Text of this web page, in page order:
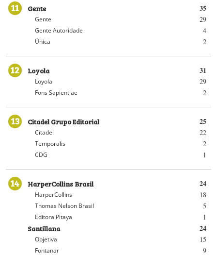
11 35
Gente
29
Gente
4
Gente Autoridade
2
Única
12 31
Loyola
29
Loyola
2
Fons Sapientiae
13 25
Citadel Grupo Editorial
22
Citadel
2
Temporalis
1
CDG
14 24
HarperCollins Brasil
18
HarperCollins
5
Thomas Nelson Brasil
1
Editora Pitaya
24
Santillana
15
Objetiva
9
Fontanar